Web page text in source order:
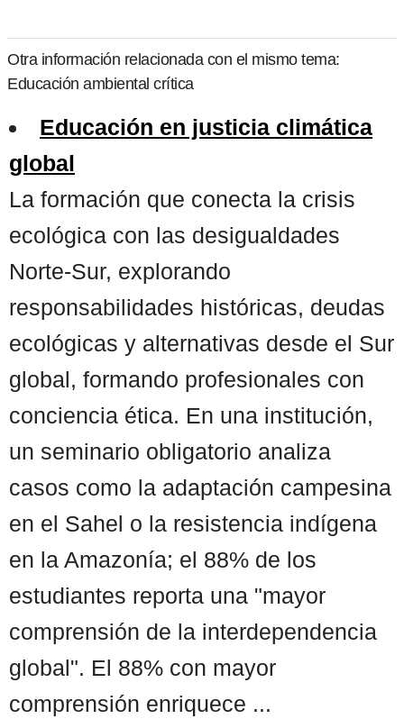
Otra información relacionada con el mismo tema:
Educación ambiental crítica
Educación en justicia climática
global
La formación que conecta la crisis
ecológica con las desigualdades
Norte-Sur, explorando
responsabilidades históricas, deudas
ecológicas y alternativas desde el Sur
global, formando profesionales con
conciencia ética. En una institución,
un seminario obligatorio analiza
casos como la adaptación campesina
en el Sahel o la resistencia indígena
en la Amazonía; el 88% de los
estudiantes reporta una "mayor
comprensión de la interdependencia
global". El 88% con mayor
comprensión enriquece ...